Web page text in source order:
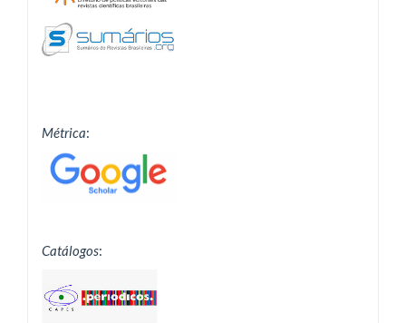
Métrica:
Catálogos: